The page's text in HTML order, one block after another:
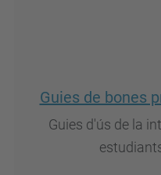
Guies de bones
Guies d'ús de la